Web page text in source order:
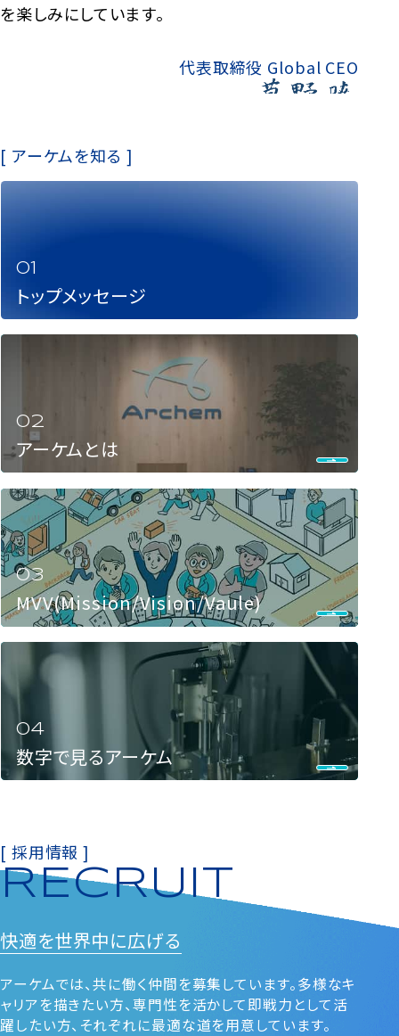
を楽しみにしています。
代表取締役 Global CEO
[ アーケムを知る ]
トップメッセージ
アーケムとは
MVV(Mission/Vision/Vaule)
数字で見るアーケム
[ 採用情報 ]
RECRUIT
快適を世界中に広げる
アーケムでは、共に働く仲間を募集しています。多様なキ
ャリアを描きたい⽅、専⾨性を活かして即戦⼒として活
躍したい⽅、それぞれに最適な道を⽤意しています。